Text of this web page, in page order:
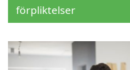
förpliktelser